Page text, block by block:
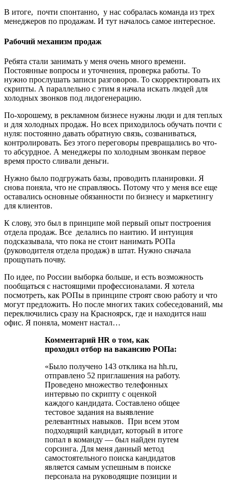
В итоге, почти спонтанно, у нас собралась команда из трех
менеджеров по продажам. И тут началось самое интересное.
Рабочий механизм продаж
Ребята стали занимать у меня очень много времени.
Постоянные вопросы и уточнения, проверка работы. То
нужно прослушать записи разговоров. То скорректировать их
скрипты. А параллельно с этим я начала искать людей для
холодных звонков под лидогенерацию.
По-хорошему, в рекламном бизнесе нужны люди и для теплых
и для холодных продаж. Но всех приходилось обучать почти с
нуля: постоянно давать обратную связь, созваниваться,
контролировать. Без этого переговоры превращались во что-
то абсурдное. А менеджеры по холодным звонкам первое
время просто сливали деньги.
Нужно было подгружать базы, проводить планировки. Я
снова поняла, что не справляюсь. Потому что у меня все еще
оставались основные обязанности по бизнесу и маркетингу
для клиентов.
К слову, это был в принципе мой первый опыт построения
отдела продаж. Все делались по наитию. И интуиция
подсказывала, что пока не стоит нанимать РОПа
(руководителя отдела продаж) в штат. Нужно сначала
прощупать почву.
По идее, по России выборка больше, и есть возможность
пообщаться с настоящими профессионалами. Я хотела
посмотреть, как РОПы в принципе строят свою работу и что
могут предложить. Но после многих таких собеседований, мы
переключились сразу на Красноярск, где и находится наш
офис. Я поняла, момент настал…
Комментарий НR о том, как
проходил отбор на вакансию РОПа:
«Было получено 143 отклика на hh.ru,
отправлено 52 приглашения на работу.
Проведено множество телефонных
интервью по скрипту с оценкой
каждого кандидата. Составлено общее
тестовое задания на выявление
релевантных навыков. При всем этом
подходящий кандидат, который в итоге
попал в команду — был найден путем
сорсинга. Для меня данный метод
самостоятельного поиска кандидатов
является самым успешным в поиске
персонала на руководящие позиции и